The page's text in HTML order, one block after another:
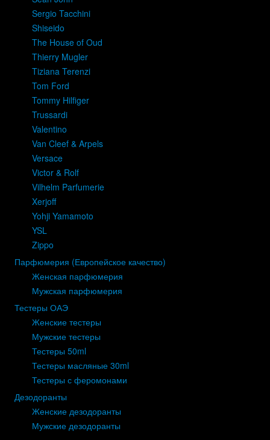
Sergio Tacchini
Shiseido
The House of Oud
Thierry Mugler
Tiziana Terenzi
Tom Ford
Tommy Hilfiger
Trussardi
Valentino
Van Cleef & Arpels
Versace
Victor & Rolf
Vilhelm Parfumerie
Xerjoff
Yohji Yamamoto
YSL
Zippo
Парфюмерия (Европейское качество)
Женская парфюмерия
Мужская парфюмерия
Тестеры ОАЭ
Женские тестеры
Мужские тестеры
Тестеры 50ml
Тестеры масляные 30ml
Тестеры с феромонами
Дезодоранты
Женские дезодоранты
Мужские дезодоранты